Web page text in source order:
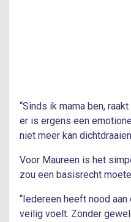
“Sinds ik mama ben,
er is ergens een
niet meer kan
Voor Maureen is het
zou een basisrecht
“Iedereen heeft nood
veilig voelt. Zonder